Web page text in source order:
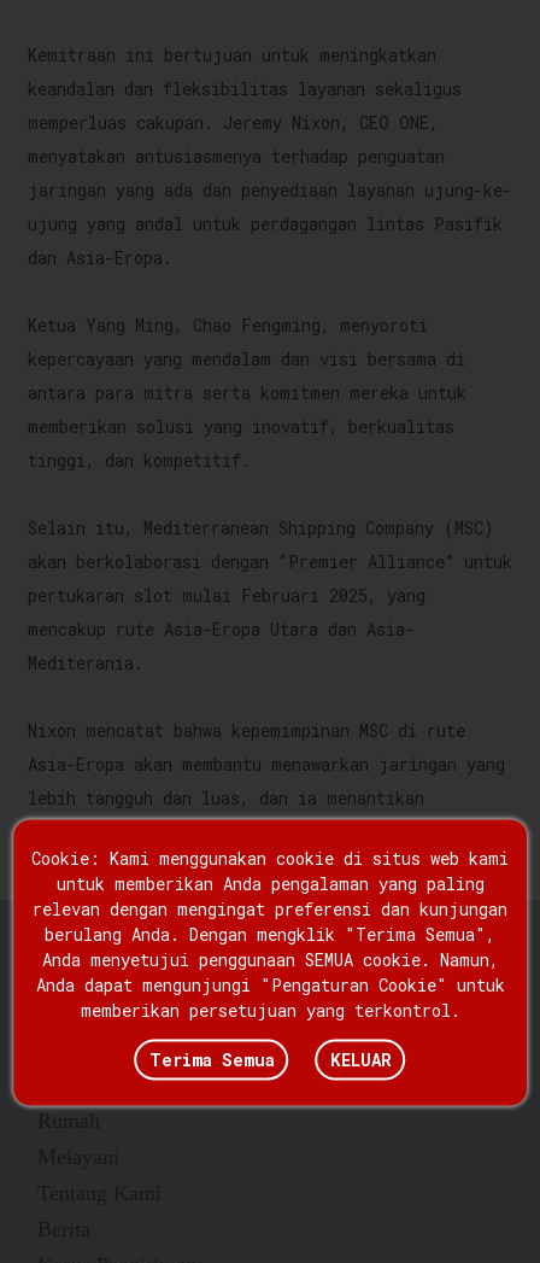
Kemitraan ini bertujuan untuk meningkatkan
keandalan dan fleksibilitas layanan sekaligus
memperluas cakupan. Jeremy Nixon, CEO ONE,
menyatakan antusiasmenya terhadap penguatan
jaringan yang ada dan penyediaan layanan ujung-ke-
ujung yang andal untuk perdagangan lintas Pasifik
dan Asia-Eropa.
Ketua Yang Ming, Chao Fengming, menyoroti
kepercayaan yang mendalam dan visi bersama di
antara para mitra serta komitmen mereka untuk
memberikan solusi yang inovatif, berkualitas
tinggi, dan kompetitif.
Selain itu, Mediterranean Shipping Company (MSC)
akan berkolaborasi dengan “Premier Alliance” untuk
pertukaran slot mulai Februari 2025, yang
mencakup rute Asia-Eropa Utara dan Asia-
Mediterania.
Nixon mencatat bahwa kepemimpinan MSC di rute
Asia-Eropa akan membantu menawarkan jaringan yang
lebih tangguh dan luas, dan ia menantikan
Tautan Cepat
Cookie: Kami menggunakan cookie di situs web kami
untuk memberikan Anda pengalaman yang paling
relevan dengan mengingat preferensi dan kunjungan
berulang Anda. Dengan mengklik "Terima Semua",
Anda menyetujui penggunaan SEMUA cookie. Namun,
Anda dapat mengunjungi "Pengaturan Cookie" untuk
memberikan persetujuan yang terkontrol.
Terima Semua KELUAR